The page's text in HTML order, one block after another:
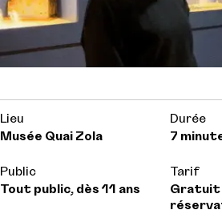
Lieu
Musée Quai Zola
Durée
7
Public
Tout public, dès 11 ans
Tarif
Gratuit